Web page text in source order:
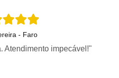
- Faro
Atendimento impecável!"